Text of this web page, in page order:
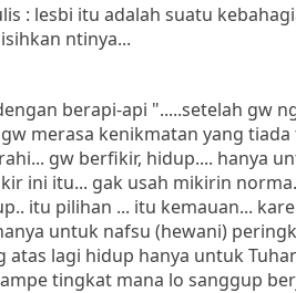
: lesbi itu adalah suatu
ntinya...
berapi-api ".....setelah gw
merasa kenikmatan yang
gw berfikir, hidup.... hanya
ini itu... gak usah mikirin
itu pilihan ... itu kemauan...
untuk nafsu (hewani)
lagi hidup hanya untuk
tingkat mana lo sanggup